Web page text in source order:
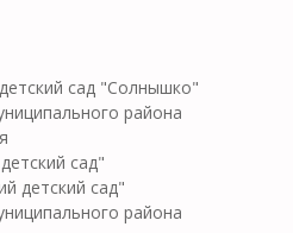
сад "Солнышко"
района
сад"
детский сад"
района